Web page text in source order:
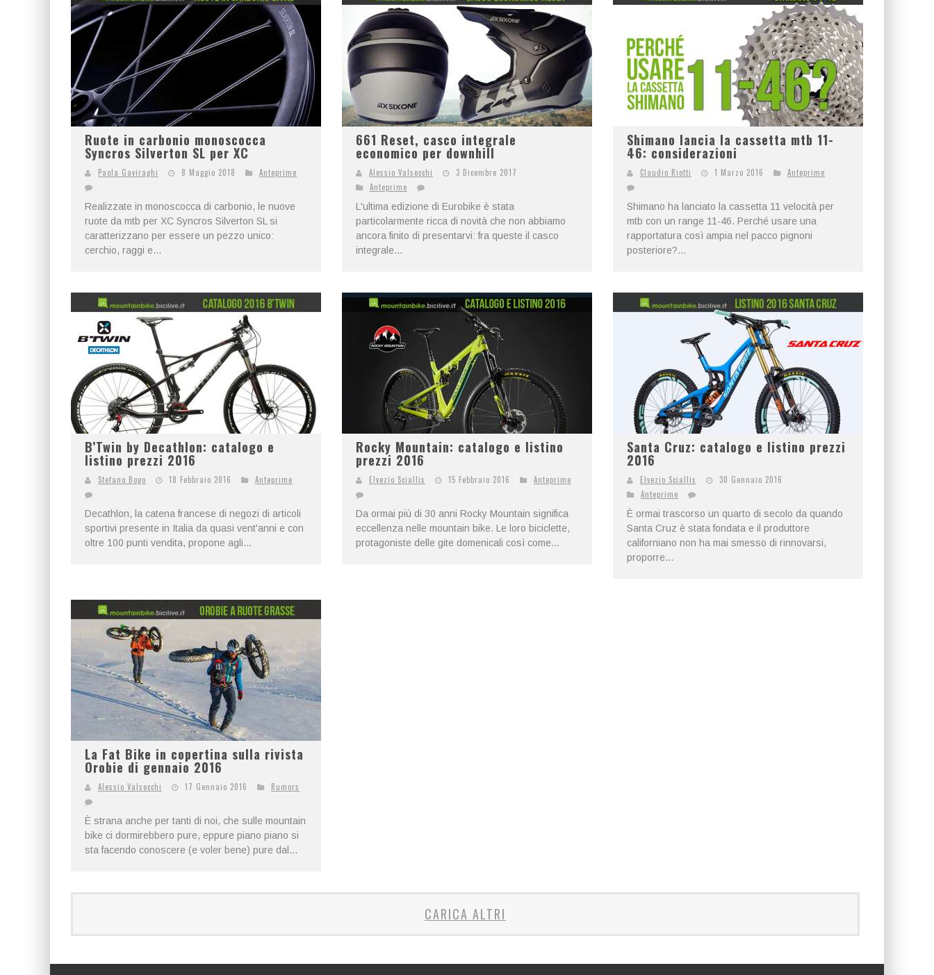
Ruote in carbonio monoscocca
Syncros Silverton SL per XC
Paola Gaviraghi 8 Maggio 2018 Anteprime
Realizzate in monoscocca di carbonio, le nuove
ruote da mtb per XC Syncros Silverton SL si
caratterizzano per essere un pezzo unico:
cerchio, raggi e...
661 Reset, casco integrale
economico per downhill
Alessio Valsecchi
3 Dicembre 2017
Anteprime
L'ultima edizione di Eurobike è stata
particolarmente ricca di novità che non abbiamo
ancora finito di presentarvi: fra queste il casco
integrale...
Shimano lancia la cassetta mtb 11-
46: considerazioni
Claudio Riotti 1 Marzo 2016 Anteprime
Shimano ha lanciato la cassetta 11 velocità per
mtb con un range 11-46. Perché usare una
rapportatura così ampia nel pacco pignoni
posteriore?...
B’Twin by Decathlon: catalogo e
listino prezzi 2016
Stefano Bogo 18 Febbraio 2016 Anteprime
Decathlon, la catena francese di negozi di articoli
sportivi presente in Italia da quasi vent'anni e con
oltre 100 punti vendita, propone agli...
Rocky Mountain: catalogo e listino
prezzi 2016
Elvezio Sciallis 15 Febbraio 2016 Anteprime
Da ormai più di 30 anni Rocky Mountain significa
eccellenza nelle mountain bike. Le loro biciclette,
protagoniste delle gite domenicali così come...
Santa Cruz: catalogo e listino prezzi
2016
Elvezio Sciallis
30 Gennaio 2016
Anteprime
È ormai trascorso un quarto di secolo da quando
Santa Cruz è stata fondata e il produttore
californiano non ha mai smesso di rinnovarsi,
proporre...
La Fat Bike in copertina sulla rivista
Orobie di gennaio 2016
Alessio Valsecchi 17 Gennaio 2016 Rumors
È strana anche per tanti di noi, che sulle mountain
bike ci dormirebbero pure, eppure piano piano si
sta facendo conoscere (e voler bene) pure dal...
CARICA ALTRI